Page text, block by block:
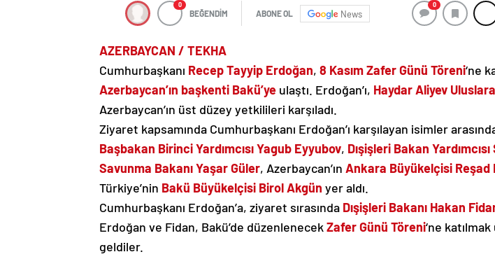
0
BEĞENDİM ABONE OL News
0
AZERBAYCAN / TEKHA
Cumhurbaşkanı Recep Tayyip Erdoğan, 8 Kasım Zafer Günü Töreni‘ne
Azerbaycan’ın başkenti Bakü’ye ulaştı. Erdoğan’ı, Haydar Aliyev
Azerbaycan’ın üst düzey yetkilileri karşıladı.
Ziyaret kapsamında Cumhurbaşkanı Erdoğan’ı karşılayan isimler
Başbakan Birinci YardımcısıYagub Eyyubov, Dışişleri Bakan Yardımcısı
Savunma BakanıYaşar Güler, Azerbaycan’ın Ankara Büyükelçisi Reşad
Türkiye’nin Bakü Büyükelçisi Birol Akgün yer aldı.
Cumhurbaşkanı Erdoğan’a, ziyaret sırasında Dışişleri Bakanı Hakan
Erdoğan ve Fidan, Bakü’de düzenlenecekZafer Günü Töreni‘ne
geldiler.